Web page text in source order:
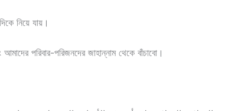
নিয়ে যায়।
পরিবার-পরিজনদের জাহান্নাম থেকে বাঁচাবো।